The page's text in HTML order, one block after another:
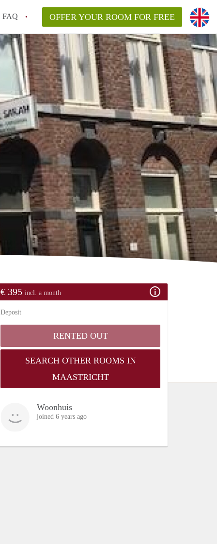
FAQ OFFER YOUR ROOM FOR FREE
€ 395 incl. a month
Deposit
RENTED OUT
SEARCH OTHER ROOMS IN
MAASTRICHT
Woonhuis
joined 6 years ago